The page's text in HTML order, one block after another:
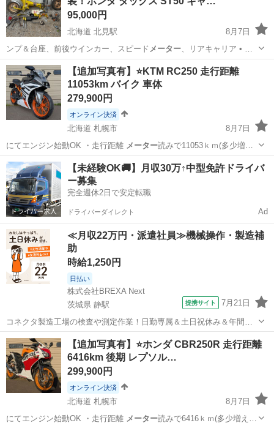
をバラ...
95,000円
北海道 北見駅
8月7日
ンプ＆台座、前後ウインカー、スピード メーター、リアキャリア • 機
関・吸気系： …
北海道 北見市 北見駅 ホンダ
【追加写真有】⭐️KTM RC250 走行距離
11053km バイク 車体
279,900円
オンライン決済
北海道 札幌市
8月7日
にてエンジン始動OK ・走行距離 メーター読みで11053ｋｍ(多少増え
るかも…
北海道 札幌市 その他 KTM
【未経験OK🚚】月収30万↑中型免許ドライバ
ー募集
完全週休2日で安定転職
ドライバーダイレクト Ad
≪月収22万円・派遣社員≫機械操作・製造補
助
時給1,250円
日払い
株式会社BREXA Next
茨城県 静駅
提携サイト 7月21日
コネクタ製造工場の検査や測定作業！日勤専属＆土日祝休み＆年間休
日128日★クリーンルーム内作業★マイカー通勤OK＆無料駐車場あり
★就業先食堂利用可！日払い制度あり！《茨城県常陸大宮市》 人気の
工場のお仕事 ◇コネクタ製造工...
茨城 常陸大宮市 静駅
【追加写真有】⭐️ホンダ CBR250R 走行距離
6416km 後期 レプソル…
299,900円
オンライン決済
北海道 札幌市
8月7日
にてエンジン始動OK ・走行距離 メーター読みで6416ｋｍ(多少増える